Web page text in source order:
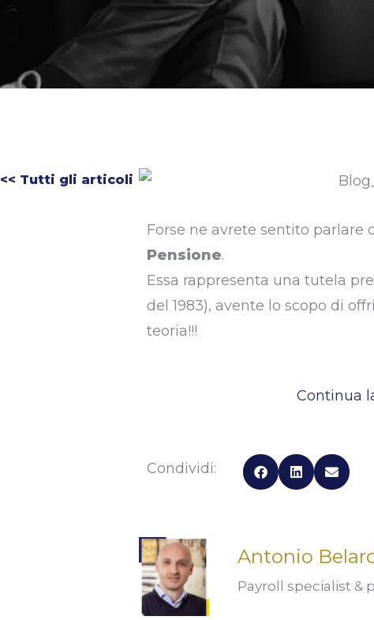
<< Tutti gli articoli
Forse ne avrete sentito parlare
Pensione.
Essa rappresenta una tutela
del 1983), avente lo scopo di
teoria!!!
Continua
Condividi:
Antonio
Payroll specialist &